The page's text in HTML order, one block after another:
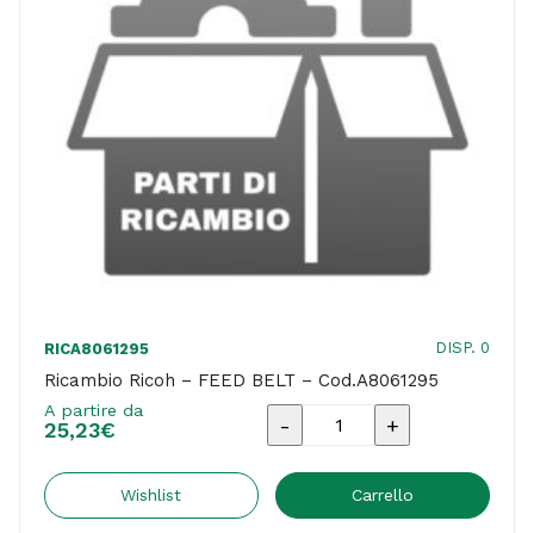
RICA8061295 DISP. 0
Ricambio Ricoh – FEED BELT – Cod.A8061295
A partire da
25,23€
Ricambio
-
Wishlist Carrello